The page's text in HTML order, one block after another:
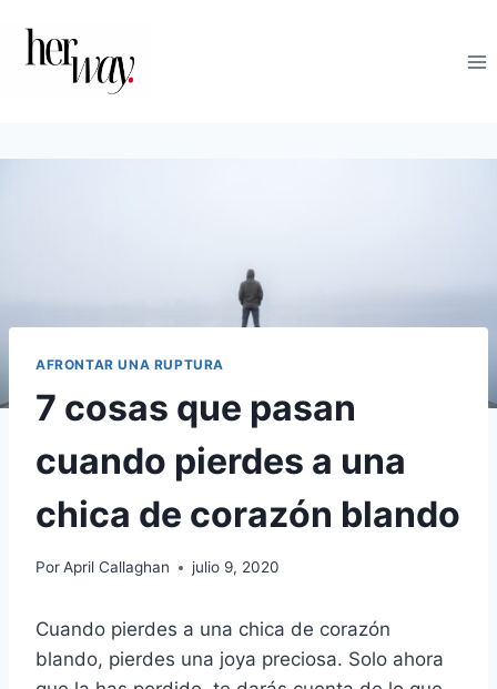
contenido
AFRONTAR UNA RUPTURA
7 cosas que pasan
cuando pierdes a una
chica de corazón blando
PorApril Callaghan julio 9, 2020
Cuando pierdes a una chica de corazón
blando, pierdes una joya preciosa. Solo ahora